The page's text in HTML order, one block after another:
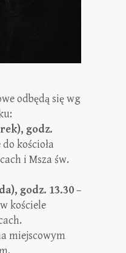
odbędą się wg
godz.
kościoła
i Msza św.
godz. 13.30–
kościele
miejscowym